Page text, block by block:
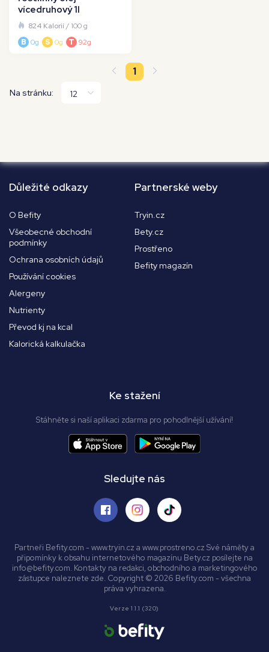
vícedruhový 1l
824 Kalorií/ 100 g
B 0g S 0g T 92g
1
Na stránku:
Důležité odkazy
O Befity
Všeobecné obchodní
podmínky
Ochrana osobních údajů
Používání cookies
Alergeny
Nutrienty
Převod kj na kcal
Kalorická kalkulačka
Partnerské weby
Tryin.cz
Bety.cz
Prostřeno
Befity magazín
Ke stažení
Stáhněte si naší aplikaci zdarma pro pohodlnější užívání!
Sledujte nás
Partneři Befity.com - www.tryin.cz a www.prostreno.cz Své náměty a
připomínky k obsahu internetového magazínu Bety.cz posílejte na
info@befity.com. Kontakty na redakci, obchodního a marketingového
zástupce naleznete zde. Copyright © 2026 Befity.com - všechna
práva vyhrazena.
Verze 1.1.1 (320)